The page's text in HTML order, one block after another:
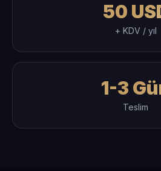
50
+ KDV / yıl
1-3
Teslim